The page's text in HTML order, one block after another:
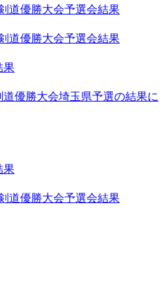
道優勝大会予選会結果
道優勝大会予選会結果
果
優勝大会埼玉県予選の結果に
果
道優勝大会予選会結果